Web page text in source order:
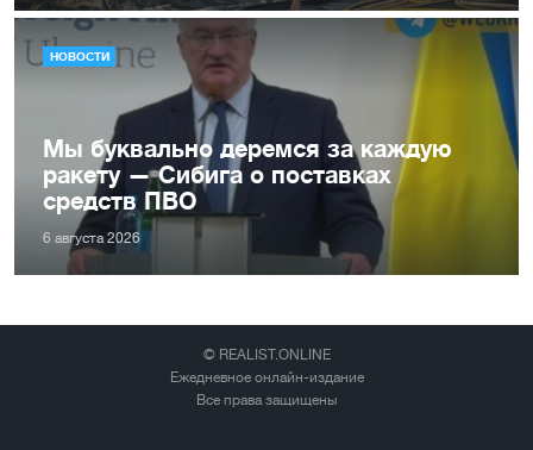
НОВОСТИ
Мы буквально деремся за каждую
ракету — Сибига о поставках
средств ПВО
6 августа 2026
© REALIST.ONLINE
Ежедневное онлайн-издание
Все права защищены